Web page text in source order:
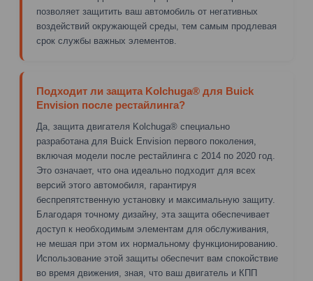
позволяет защитить ваш автомобиль от негативных
воздействий окружающей среды, тем самым продлевая
срок службы важных элементов.
Подходит ли защита Kolchuga® для Buick
Envision после рестайлинга?
Да, защита двигателя Kolchuga® специально
разработана для Buick Envision первого поколения,
включая модели после рестайлинга с 2014 по 2020 год.
Это означает, что она идеально подходит для всех
версий этого автомобиля, гарантируя
беспрепятственную установку и максимальную защиту.
Благодаря точному дизайну, эта защита обеспечивает
доступ к необходимым элементам для обслуживания,
не мешая при этом их нормальному функционированию.
Использование этой защиты обеспечит вам спокойствие
во время движения, зная, что ваш двигатель и КПП